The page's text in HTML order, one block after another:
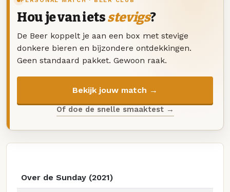
Hou je van ietsstevigs?
De Beer koppelt je aan een box met stevige
donkere bieren en bijzondere ontdekkingen.
Geen standaard pakket. Gewoon raak.
Bekijk jouw match →
Of doe de snelle smaaktest →
Over de Sunday (2021)